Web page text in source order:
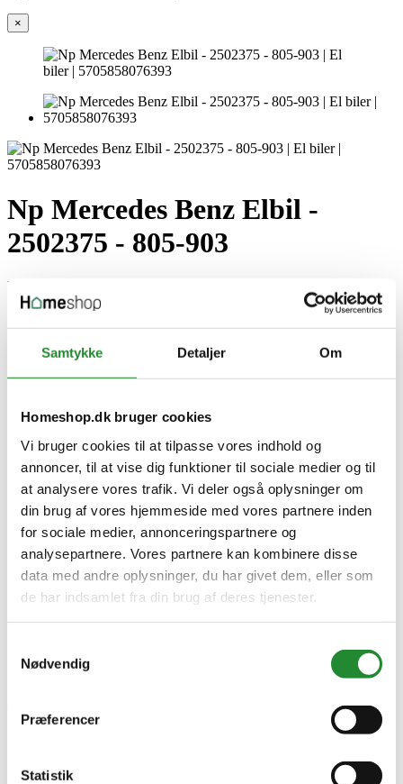
Samtykke Detaljer Om
Homeshop.dk bruger cookies
Vi bruger cookies til at tilpasse vores indhold og
annoncer, til at vise dig funktioner til sociale medier og til
at analysere vores trafik. Vi deler også oplysninger om
din brug af vores hjemmeside med vores partnere inden
for sociale medier, annonceringspartnere og
analysepartnere. Vores partnere kan kombinere disse
data med andre oplysninger, du har givet dem, eller som
de har indsamlet fra din brug af deres tjenester.
Nødvendig
Præferencer
Statistik
×
Np Mercedes Benz Elbil -
2502375 - 805-903
DKK 1.499,00
Information
Handelsbetingelser
Fortrydelsesret
Beregnere
Black Friday
Gavekort
Retur paller
Kontakt os